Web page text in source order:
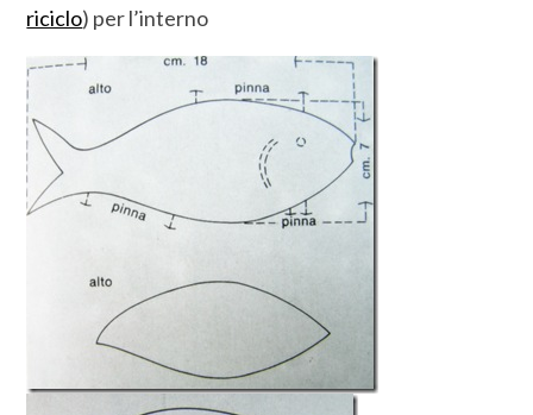
riciclo) per l’interno